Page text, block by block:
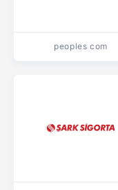
peoples com